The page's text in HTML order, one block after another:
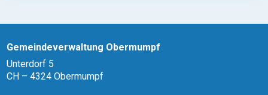
Gemeindeverwaltung Obermumpf
Unterdorf 5
CH – 4324 Obermumpf